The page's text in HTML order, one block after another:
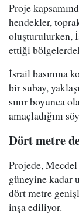
Proje
hendekler,
oluşturulurken,
ettiği
İsrail basınına
bir subay,
sınır boyunca
amaçladığını
Dört metre
Projede,
güneyine kadar
dört metre
inşa ediliyor.